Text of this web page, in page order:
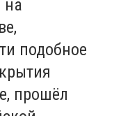
на
подобное
прошёл